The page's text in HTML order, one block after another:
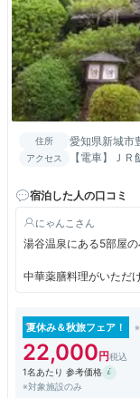
住所 愛知県新城市
アクセス
【電車】Ｊ
宿泊した人の口コミ
にゃんこ
湯谷温泉にある5部屋の
中華薬膳料理がいただ
統一されています。
平日に3人で宿泊し、1
く、お部屋以外の共有
悪いお宿ではないので
色々な口コミを見て、
夏休み＆秋旅フェア！
22,000
1名あたり 参考価格
※対象施設のみ